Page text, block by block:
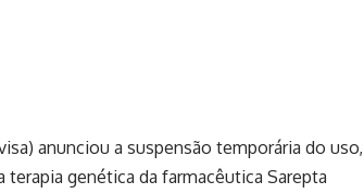
anunciou a suspensão temporária do uso,
genética da farmacêutica Sarepta